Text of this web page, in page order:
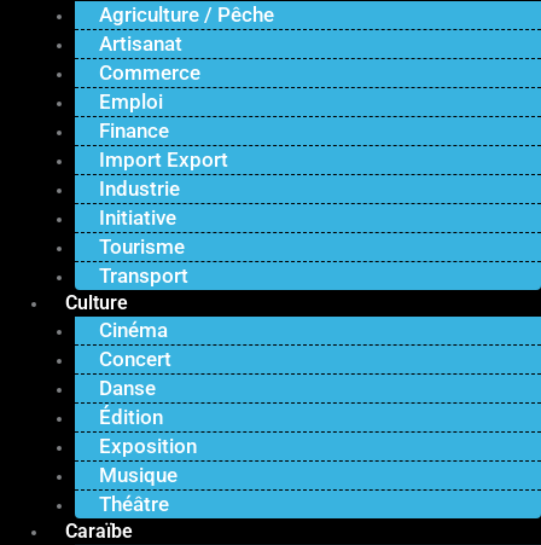
Agriculture / Pêche
Artisanat
Commerce
Emploi
Finance
Import Export
Industrie
Initiative
Tourisme
Transport
Culture
Cinéma
Concert
Danse
Édition
Exposition
Musique
Théâtre
Caraïbe